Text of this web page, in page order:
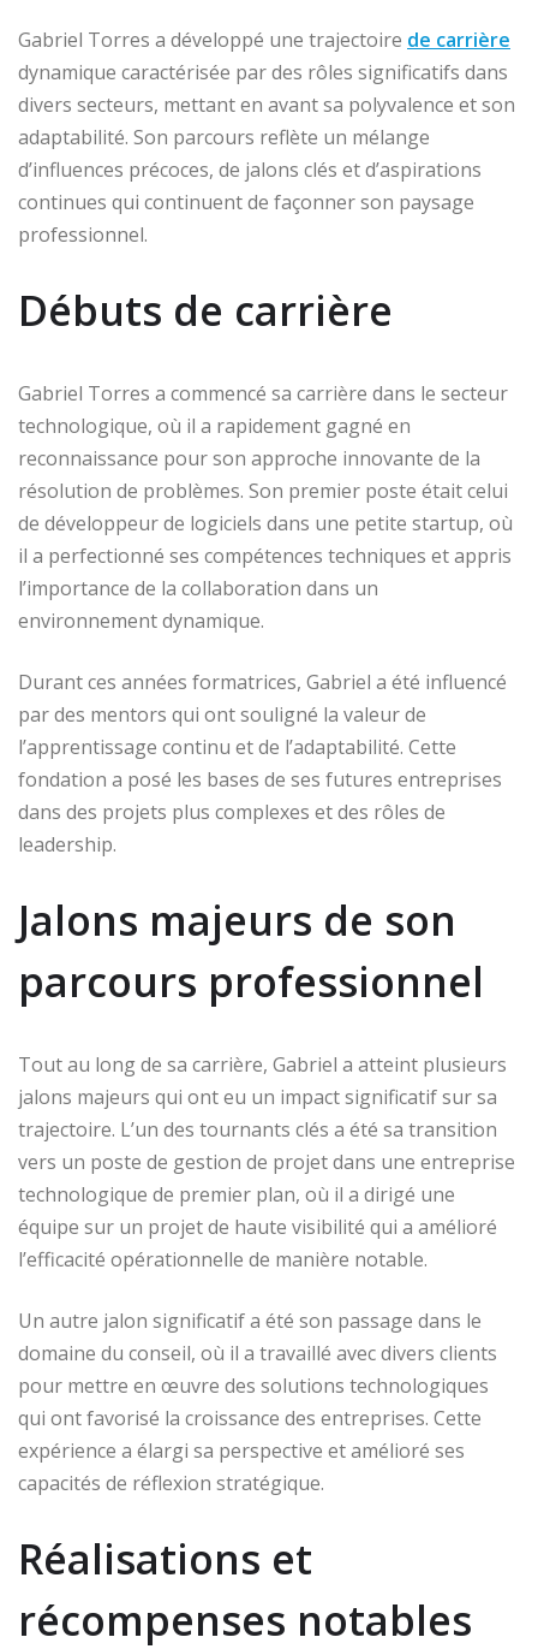
Gabriel Torres a développé une trajectoire de carrière
dynamique caractérisée par des rôles significatifs dans
divers secteurs, mettant en avant sa polyvalence et son
adaptabilité. Son parcours reflète un mélange
d’influences précoces, de jalons clés et d’aspirations
continues qui continuent de façonner son paysage
professionnel.
Débuts de carrière
Gabriel Torres a commencé sa carrière dans le secteur
technologique, où il a rapidement gagné en
reconnaissance pour son approche innovante de la
résolution de problèmes. Son premier poste était celui
de développeur de logiciels dans une petite startup, où
il a perfectionné ses compétences techniques et appris
l’importance de la collaboration dans un
environnement dynamique.
Durant ces années formatrices, Gabriel a été influencé
par des mentors qui ont souligné la valeur de
l’apprentissage continu et de l’adaptabilité. Cette
fondation a posé les bases de ses futures entreprises
dans des projets plus complexes et des rôles de
leadership.
Jalons majeurs de son
parcours professionnel
Tout au long de sa carrière, Gabriel a atteint plusieurs
jalons majeurs qui ont eu un impact significatif sur sa
trajectoire. L’un des tournants clés a été sa transition
vers un poste de gestion de projet dans une entreprise
technologique de premier plan, où il a dirigé une
équipe sur un projet de haute visibilité qui a amélioré
l’efficacité opérationnelle de manière notable.
Un autre jalon significatif a été son passage dans le
domaine du conseil, où il a travaillé avec divers clients
pour mettre en œuvre des solutions technologiques
qui ont favorisé la croissance des entreprises. Cette
expérience a élargi sa perspective et amélioré ses
capacités de réflexion stratégique.
Réalisations et
récompenses notables